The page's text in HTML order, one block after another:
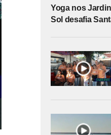
Yoga nos
Sol desafia